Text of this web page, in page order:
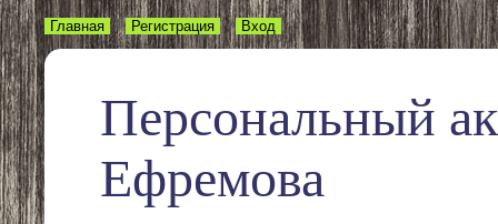
Персональный
Ефремова
Главная Регистрация Вход